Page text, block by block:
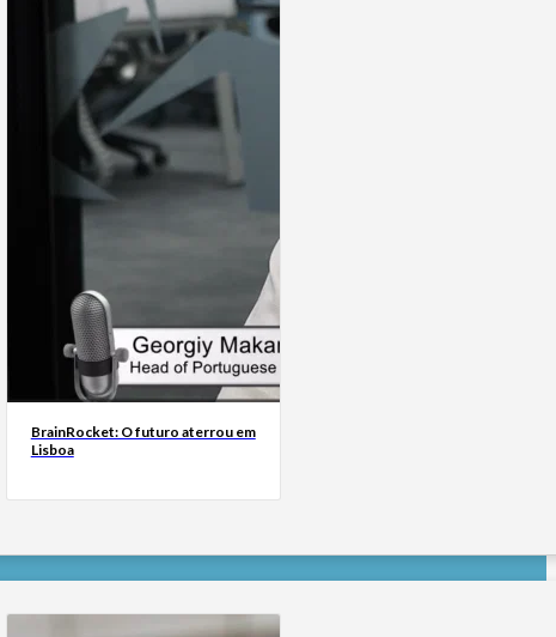
BrainRocket: O futuro aterrou em
Lisboa